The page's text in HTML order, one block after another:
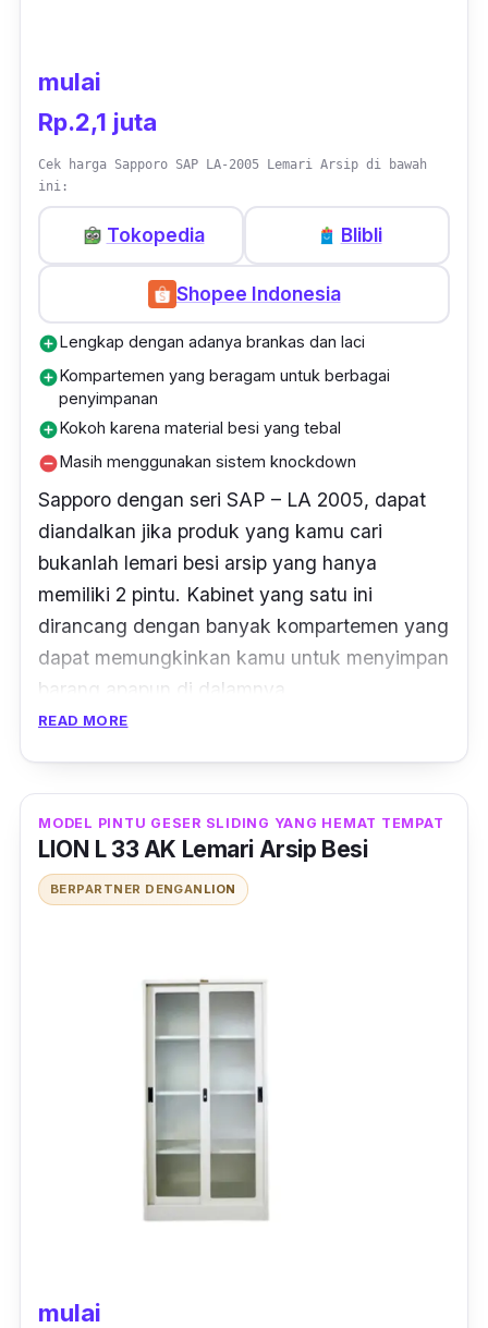
untuk ditempatkan pada konsep ruangan
apapun, tanpa mengganggu estatikanya.
mulai
Rp.2,1 juta
Cek harga Sapporo SAP LA-2005 Lemari Arsip di bawah
ini:
Tokopedia Blibli
Shopee Indonesia
add_circleLengkap dengan adanya brankas dan laci
add_circleKompartemen yang beragam untuk berbagai
penyimpanan
add_circleKokoh karena material besi yang tebal
remove_circleMasih menggunakan sistem knockdown
Sapporo dengan seri SAP – LA 2005, dapat
diandalkan jika produk yang kamu cari
bukanlah lemari besi arsip yang hanya
memiliki 2 pintu. Kabinet yang satu ini
dirancang dengan banyak kompartemen yang
dapat memungkinkan kamu untuk menyimpan
barang apapun
di dalamnya.
memungkinkan kamu untuk dapat melihat
sekaligus mencariitem
yang kamu butuhkan
tanpa harus langsung membukanya.
brankas pada bagian sampingnya.
tersebut dapat kamu manfaatkan untuk
menyimpan barang berharga.
karena brankas dibekali pengamanan ganda
dengan kode dan kunci manual. Selain itu,
pada tingkat paling bawah lemari ini, tersedia
brankas, semua bagian dari kabinet ini
READ MORE
MODEL PINTU GESER SLIDING YANG HEMAT TEMPAT
LION L 33 AK Lemari Arsip Besi
BERPARTNER DENGAN LION
mulai